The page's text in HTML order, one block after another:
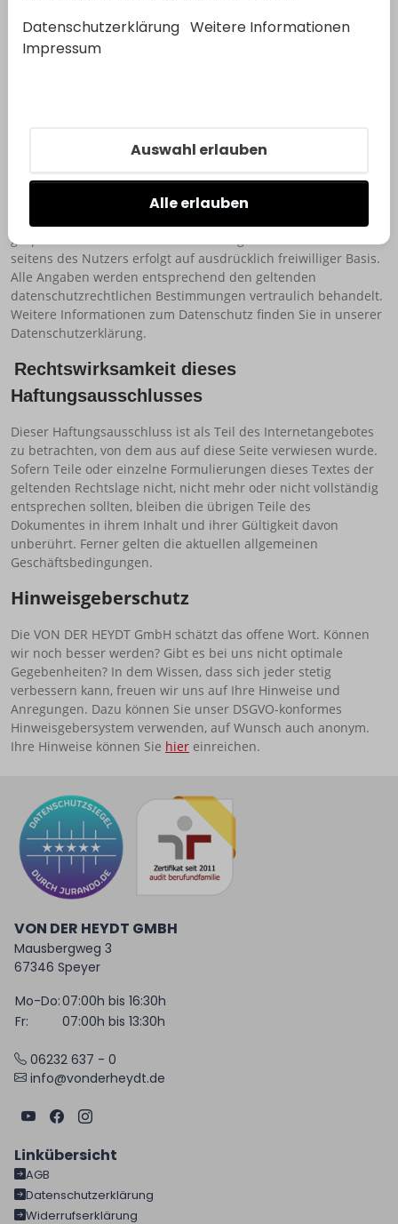
selbst erstellte Inhalte der VON DER HEYDT GmbH bleibt allein
beim Unternehmen. Eine kommerzielle Vervielfältigung oder
sonstige Verwendung dieser Inhalte für andere elektronische
erhobenen persönlichen und geschäftlichen Daten werden
ausschließlich zur individuellen Beratung und Betreuung
sowie Unterbreitung von Produkt- und Serviceangeboten
gespeichert und verarbeitet. Die Preisgabe dieser Daten
seitens des Nutzers erfolgt auf ausdrücklich freiwilliger Basis.
Alle Angaben werden entsprechend den geltenden
datenschutzrechtlichen Bestimmungen vertraulich behandelt.
Weitere Informationen zum Datenschutz finden Sie in unserer
Datenschutzerklärung.
Rechtswirksamkeit dieses
Haftungsausschlusses
Dieser Haftungsausschluss ist als Teil des Internetangebotes
zu betrachten, von dem aus auf diese Seite verwiesen wurde.
Sofern Teile oder einzelne Formulierungen dieses Textes der
geltenden Rechtslage nicht, nicht mehr oder nicht vollständig
entsprechen sollten, bleiben die übrigen Teile des
Dokumentes in ihrem Inhalt und ihrer Gültigkeit davon
unberührt. Ferner gelten die aktuellen allgemeinen
Geschäftsbedingungen.
Hinweisgeberschutz
Die VON DER HEYDT GmbH schätzt das offene Wort. Können
wir noch besser werden? Gibt es bei uns nicht optimale
Gegebenheiten? In dem Wissen, dass sich jeder stetig
verbessern kann, freuen wir uns auf Ihre Hinweise und
Anregungen. Dazu können Sie unser DSGVO-konformes
Hinweisgebersystem verwenden, auf Wunsch auch anonym.
Ihre Hinweise können Sie hier einreichen.
VON DER HEYDT GMBH
Mausbergweg 3
67346 Speyer
Mo-Do:07:00h bis 16:30h
Fr:
07:00h bis 13:30h
06232 637 - 0
info@vonderheydt.de
Linkübersicht
AGB
Datenschutzerklärung
Widerrufserklärung
Datenschutzerklärung Weitere Informationen
Impressum
Auswahl erlauben
Alle erlauben